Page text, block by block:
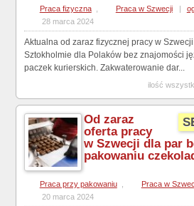
Praca fizyczna Praca w Szwecji |
28 marca 2024
Aktualna od zaraz fizycznej pracy w
Sztokholmie dla Polaków bez znajomości
paczek kurierskich. Zakwaterowanie dar...
ilość
Od zaraz
oferta pracy
w Szwecji dla par
pakowaniu
Praca przy pakowaniu Praca w
20 marca 2024